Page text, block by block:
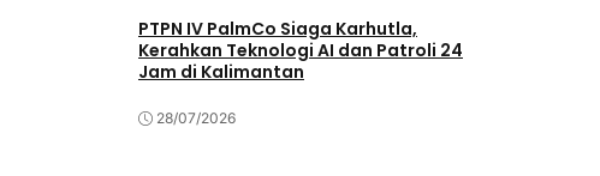
PTPN IV PalmCo Siaga Karhutla,
Kerahkan Teknologi AI dan Patroli 24
Jam di Kalimantan
28/07/2026